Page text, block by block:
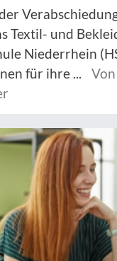
Textil- und
Niederrhein
für ihre ...